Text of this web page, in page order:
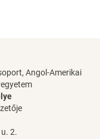
Angol-Amerikai
2.